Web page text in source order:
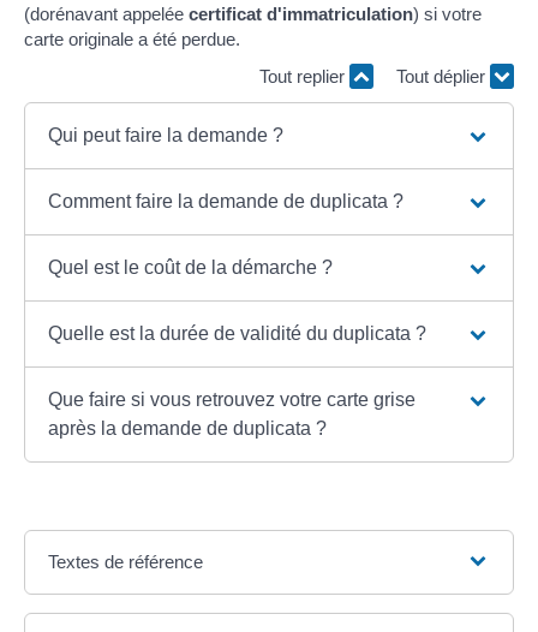
(dorénavant appelée certificat d'immatriculation) si votre
carte originale a été perdue.
Tout replier
Tout déplier
Qui peut faire la demande ?
Comment faire la demande de duplicata ?
Quel est le coût de la démarche ?
Quelle est la durée de validité du duplicata ?
Que faire si vous retrouvez votre carte grise
après la demande de duplicata ?
Textes de référence